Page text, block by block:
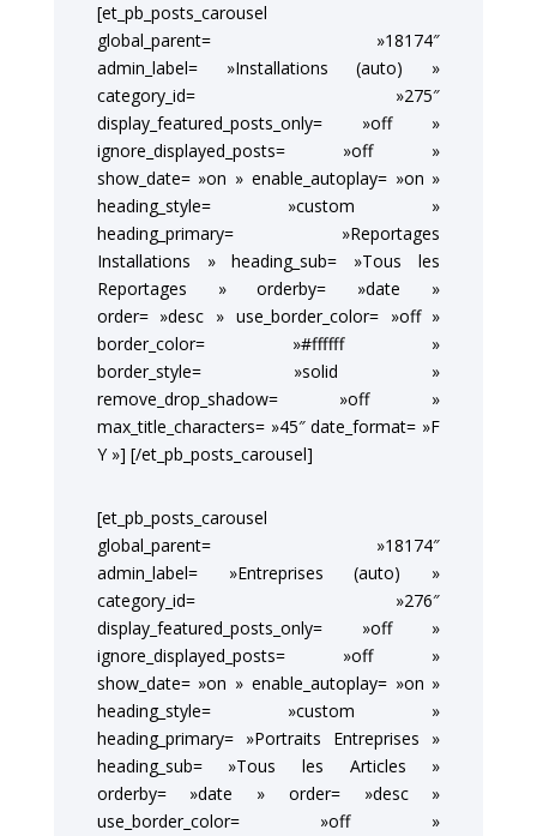
[et_pb_posts_carousel
global_parent= »18174″
admin_label= »Installations (auto) »
category_id= »275″
display_featured_posts_only= »off »
ignore_displayed_posts= »off »
show_date= »on » enable_autoplay= »on »
heading_style= »custom »
heading_primary= »Reportages
Installations » heading_sub= »Tous les
Reportages » orderby= »date »
order= »desc » use_border_color= »off »
border_color= »#ffffff »
border_style= »solid »
remove_drop_shadow= »off »
max_title_characters= »45″ date_format= »F
Y »] [/et_pb_posts_carousel]
[et_pb_posts_carousel
global_parent= »18174″
admin_label= »Entreprises (auto) »
category_id= »276″
display_featured_posts_only= »off »
ignore_displayed_posts= »off »
show_date= »on » enable_autoplay= »on »
heading_style= »custom »
heading_primary= »Portraits Entreprises »
heading_sub= »Tous les Articles »
orderby= »date » order= »desc »
use_border_color= »off »